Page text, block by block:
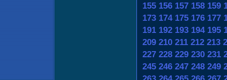
155 156 157 158 159
173 174 175 176 177
191 192 193 194 195
209 210 211 212 213
227 228 229 230 231
245 246 247 248 249